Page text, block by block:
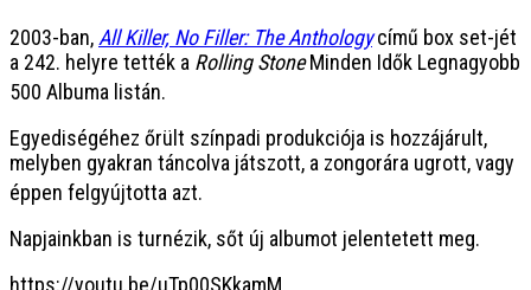
2003-ban, All Killer, No Filler: The Anthologycímű box set-jét
a 242. helyre tették a Rolling StoneMinden Idők Legnagyobb
500 Albuma listán.
Egyediségéhez őrült színpadi produkciója is hozzájárult,
melyben gyakran táncolva játszott, a zongorára ugrott, vagy
éppen felgyújtotta azt.
Napjainkban is turnézik, sőt új albumot jelentetett meg.
https://youtu.be/uTp00SKkamM